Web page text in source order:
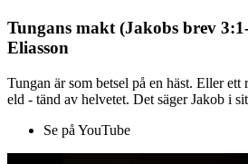
Tungans makt (Jakobs brev
Eliasson
Tungan är som betsel på en häst. Eller ett
eld - tänd av helvetet. Det säger Jakob i
Se på YouTube